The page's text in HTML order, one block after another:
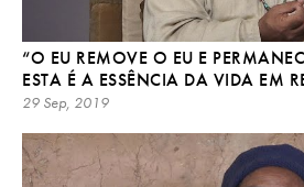
“O EU REMOVE O EU E
ESTA É A ESSÊNCIA DA VIDA EM
29 Sep, 2019